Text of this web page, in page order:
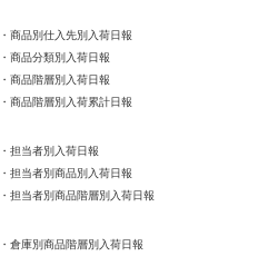
商品別仕入先別入荷日報
商品分類別入荷日報
商品階層別入荷日報
商品階層別入荷累計日報
担当者別入荷日報
担当者別商品別入荷日報
担当者別商品階層別入荷日報
倉庫別商品階層別入荷日報